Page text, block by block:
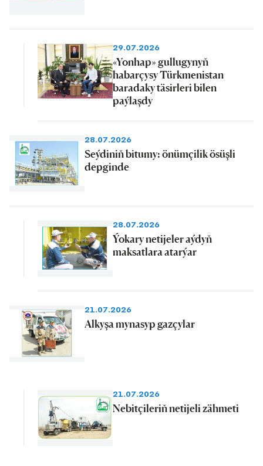
29.07.2026
«Yonhap» gullugynyň
habarçysy Türkmenistan
baradaky täsirleri bilen
paýlaşdy
28.07.2026
Seýdiniň bitumy: önümçilik ösüşli
depginde
28.07.2026
Ýokary netijeler aýdyň
maksatlara atarýar
21.07.2026
Alkyşa mynasyp gazçylar
21.07.2026
Nebitçileriň netijeli zähmeti